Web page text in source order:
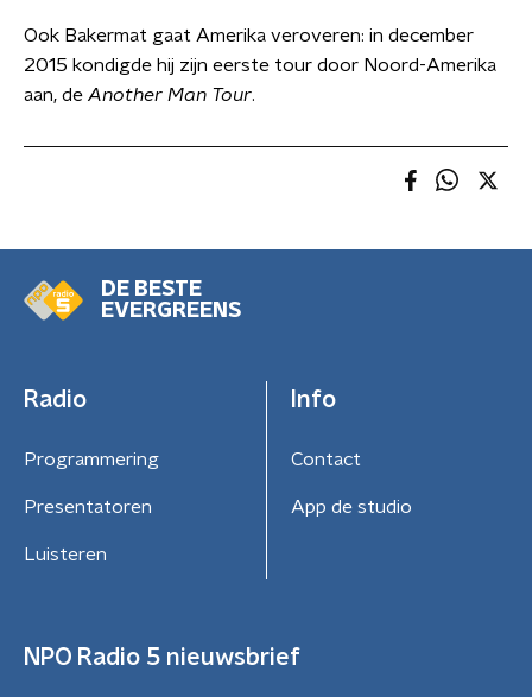
Ook Bakermat gaat Amerika veroveren: in december
2015 kondigde hij zijn eerste tour door Noord-Amerika
aan, de Another Man Tour.
DE BESTE
EVERGREENS
Radio
Programmering
Presentatoren
Luisteren
Info
Contact
App de studio
NPO Radio 5 nieuwsbrief